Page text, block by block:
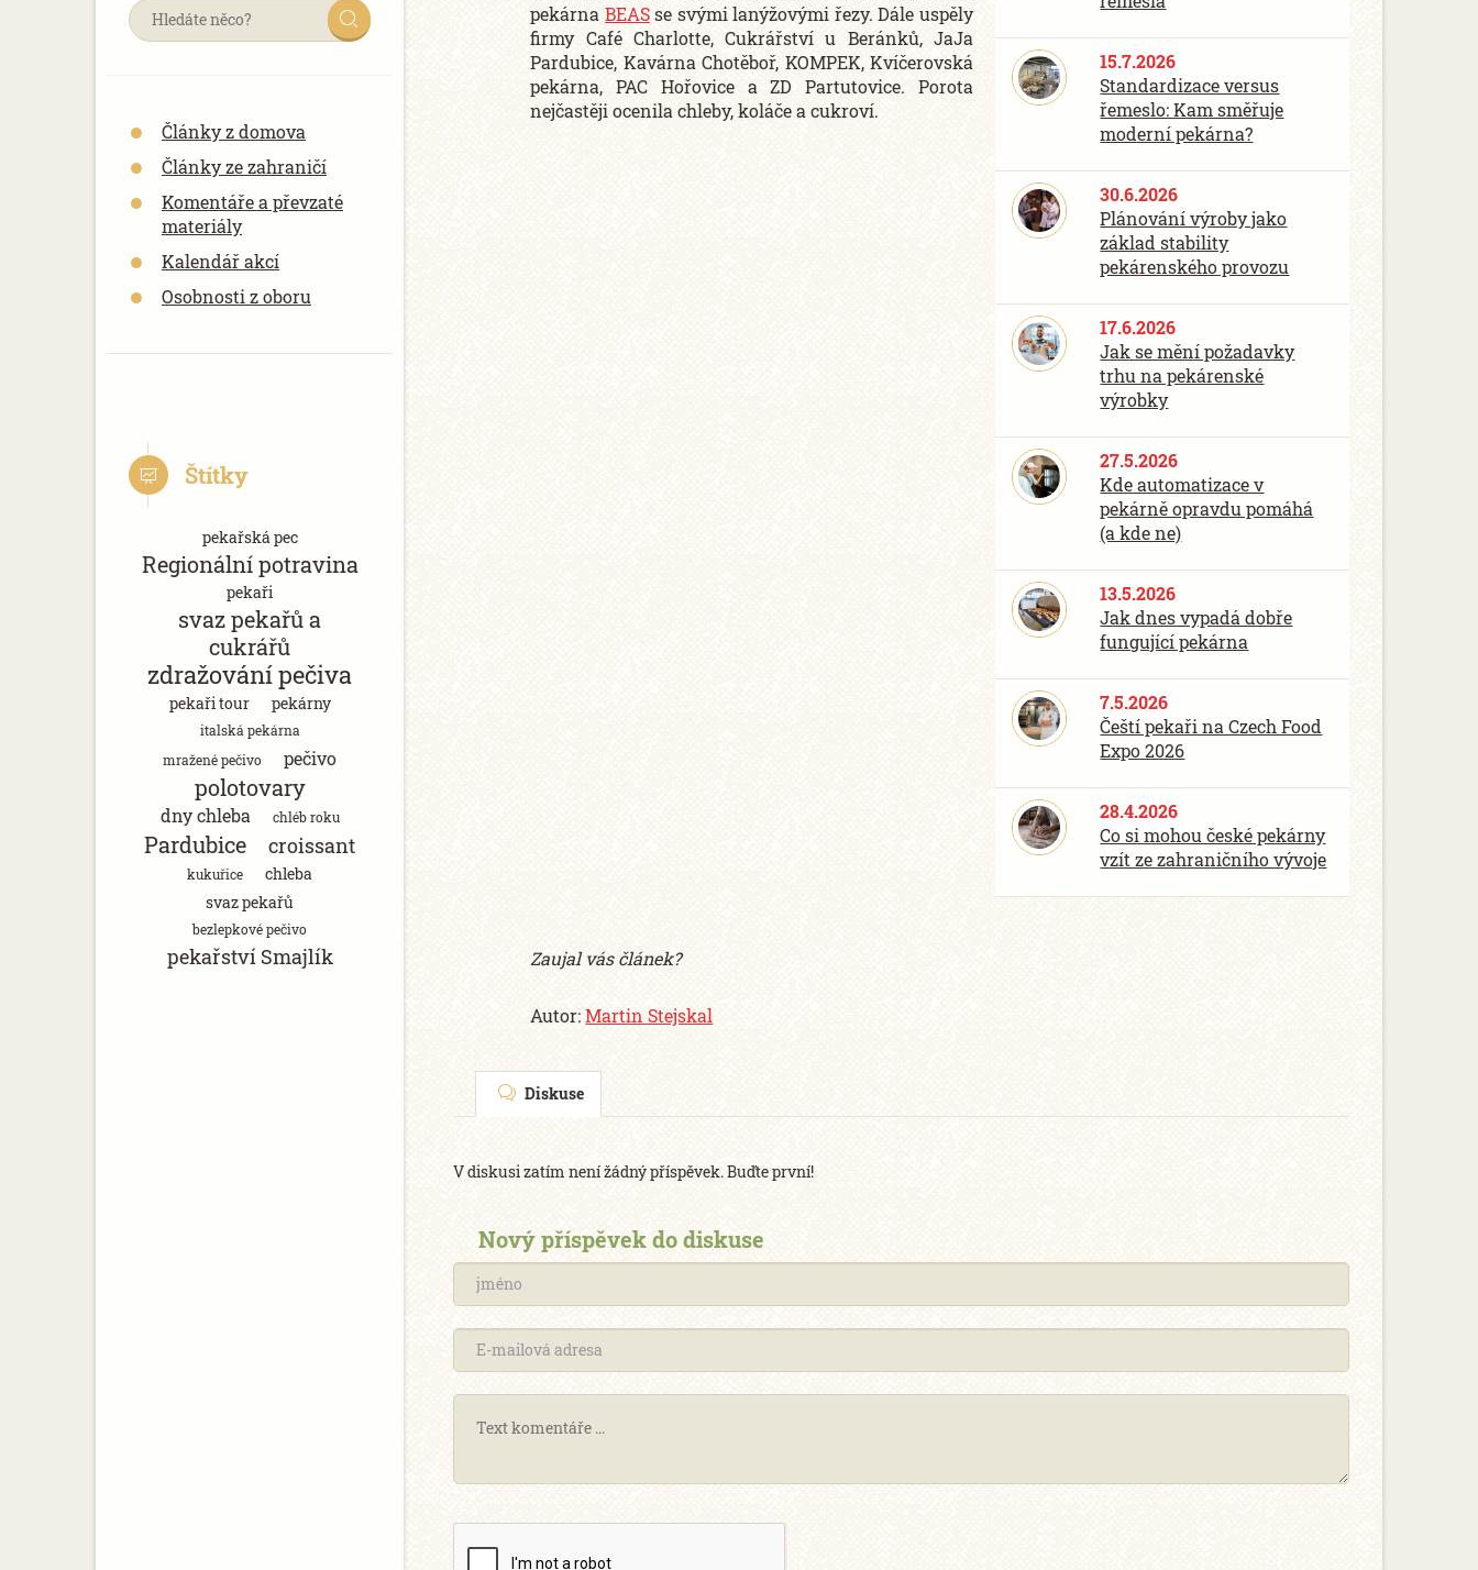
Články z domova
Články ze zahraničí
Komentáře a převzaté
materiály
Kalendář akcí
Osobnosti z oboru
Štítky
pekařská pec
Regionální potravina
pekaři
svaz pekařů a
cukrářů
zdražování pečiva
pekaři tour pekárny
italská pekárna
mražené pečivo
pečivo
polotovary
dny chleba chléb roku
Pardubice croissant
kukuřice
chleba
svaz pekařů
bezlepkové pečivo
pekařství Smajlík
15.7.2026
Standardizace versus
řemeslo: Kam směřuje
moderní pekárna?
30.6.2026
Plánování výroby jako
základ stability
pekárenského provozu
17.6.2026
Jak se mění požadavky
trhu na pekárenské
výrobky
27.5.2026
Kde automatizace v
pekárně opravdu pomáhá
(a kde ne)
13.5.2026
Jak dnes vypadá dobře
fungující pekárna
7.5.2026
Čeští pekaři na Czech Food
Expo 2026
28.4.2026
Co si mohou české pekárny
vzít ze zahraničního vývoje
pekárna BEASse svými lanýžovými řezy. Dále uspěly
firmy Café Charlotte, Cukrářství u Beránků, JaJa
Pardubice, Kavárna Chotěboř, KOMPEK, Kvíčerovská
pekárna, PAC Hořovice a ZD Partutovice. Porota
nejčastěji ocenila chleby, koláče a cukroví.
Zaujal vás článek?
Autor:Martin Stejskal
Diskuse
V diskusi zatím není žádný příspěvek. Buďte první!
Nový příspěvek do diskuse